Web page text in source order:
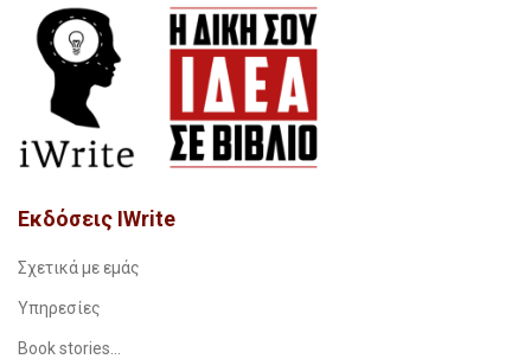
Εκδόσεις IWrite
Σχετικά με εμάς
Υπηρεσίες
Book stories…